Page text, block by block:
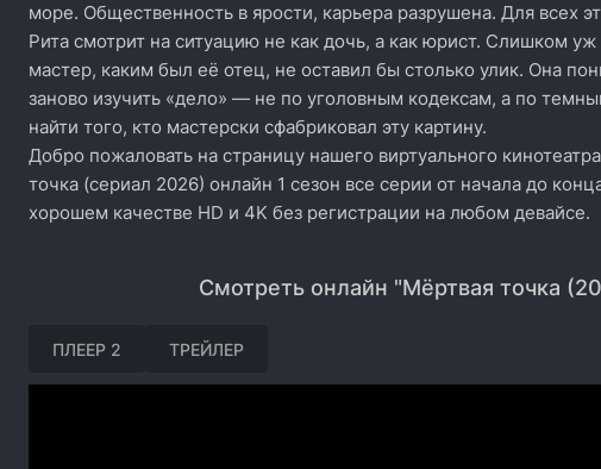
море. Общественность в ярости, карьера разрушена. Для всех
Рита смотрит на ситуацию не как дочь, а как юрист. Слишком
мастер, каким был её отец, не оставил бы столько улик. Она
заново изучить «дело» — не по уголовным кодексам, а по
найти того, кто мастерски сфабриковал эту картину.
Добро пожаловать на страницу нашего виртуального
точка (сериал 2026) онлайн 1 сезон все серии от начала до
хорошем качестве HD и 4K без регистрации на любом девайсе.
Смотреть онлайн "Мёртвая точка
ПЛЕЕР 2 ТРЕЙЛЕР